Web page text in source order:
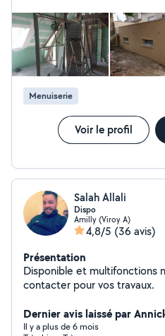
Menuiserie
Voir le profil
Salah Allali
Dispo
Amilly (Viroy A)
4,8/5 (36 avis)
Présentation
Disponible et multifonctions
contacter pour vos travaux.
Dernier avis laissé par
Il y a plus de 6 mois